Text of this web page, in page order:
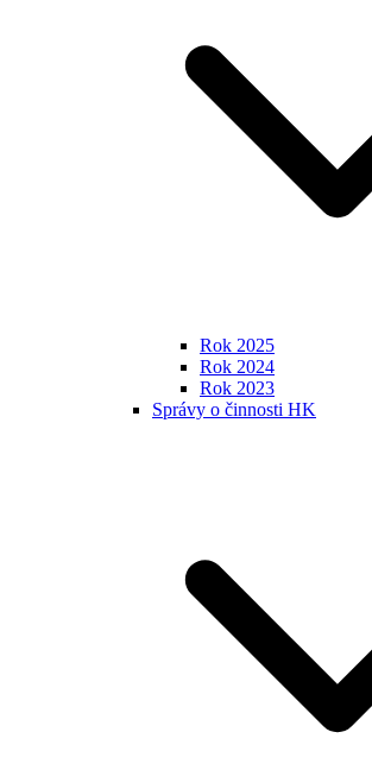
Rok 2025
Rok 2024
Rok 2023
Správy o činnosti HK